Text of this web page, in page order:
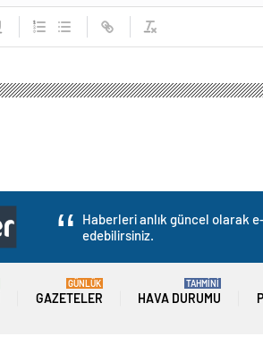
Haberleri anlık güncel olarak
edebilirsiniz.
GAZETELER
GÜNLÜK
HAVA DURUMU
TAHMİNİ